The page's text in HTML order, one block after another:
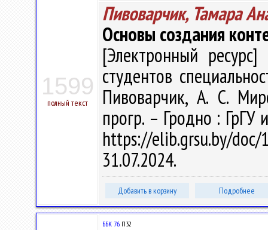
1599
полный текст
Пивоварчик, Тамара
Основы создания
[Электронный
студентов
Пивоварчик, А. С.
прогр. – Гродно :
https://elib.grsu.by/
31.07.2024.
Добавить в корзину Подробнее
ББК 76.П32